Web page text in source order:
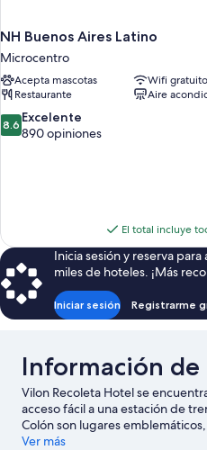
NH Buenos Aires Latino
Microcentro
Acepta mascotas
Wifi gratuito
Restaurante
Aire
8.6
de
8.6 Excelente
890 opiniones
El total incluye
Inicia sesión y reserva
miles de hoteles. ¡Más
Iniciar sesión Registrarme
Información de
Vilon Recoleta Hotel se
acceso fácil a una estación de
Colón son lugares
compras pueden visitar Palermo
Ver más